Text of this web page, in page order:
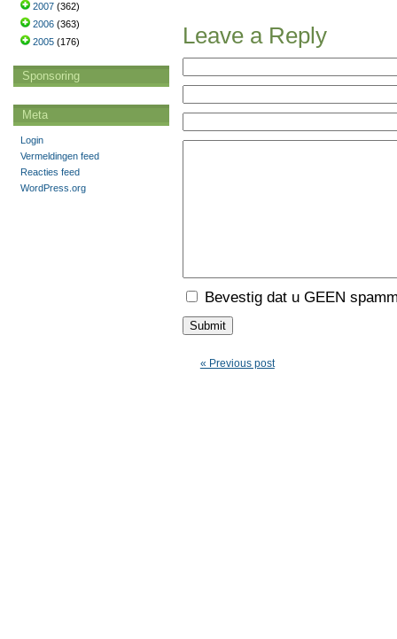
Leave a Reply
Bevestig dat u GEEN
« Previous post
2007 (362)
2006 (363)
2005 (176)
Sponsoring
Meta
Login
Vermeldingen feed
Reacties feed
WordPress.org